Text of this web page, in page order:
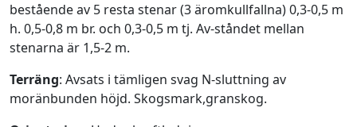
bestående av 5 resta stenar (3 äromkullfallna) 0,3-0,5 m
h. 0,5-0,8 m br. och 0,3-0,5 m tj. Av-ståndet mellan
stenarna är 1,5-2 m.
Terräng: Avsats i tämligen svag N-sluttning av
moränbunden höjd. Skogsmark,granskog.